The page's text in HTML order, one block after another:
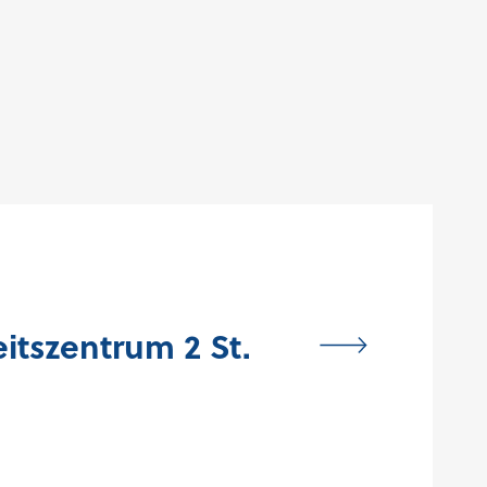
2 St.